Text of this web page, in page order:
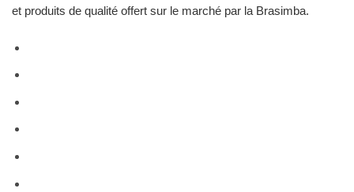
et produits de qualité offert sur le marché par la Brasimba.